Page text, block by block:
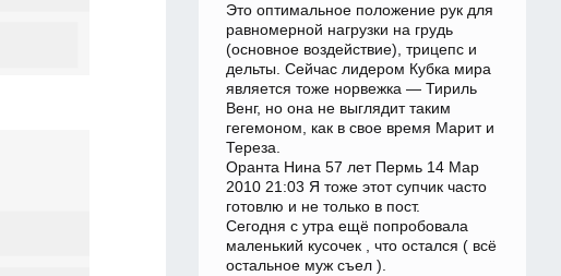
Это оптимальное положение рук для
равномерной нагрузки на грудь
(основное воздействие), трицепс и
дельты. Сейчас лидером Кубка мира
является тоже норвежка — Тириль
Венг, но она не выглядит таким
гегемоном, как в свое время Марит и
Тереза.
Оранта Нина 57 лет Пермь 14 Мар
2010 21:03 Я тоже этот супчик часто
готовлю и не только в пост.
Сегодня с утра ещё попробовала
маленький кусочек , что остался ( всё
остальное муж съел ).